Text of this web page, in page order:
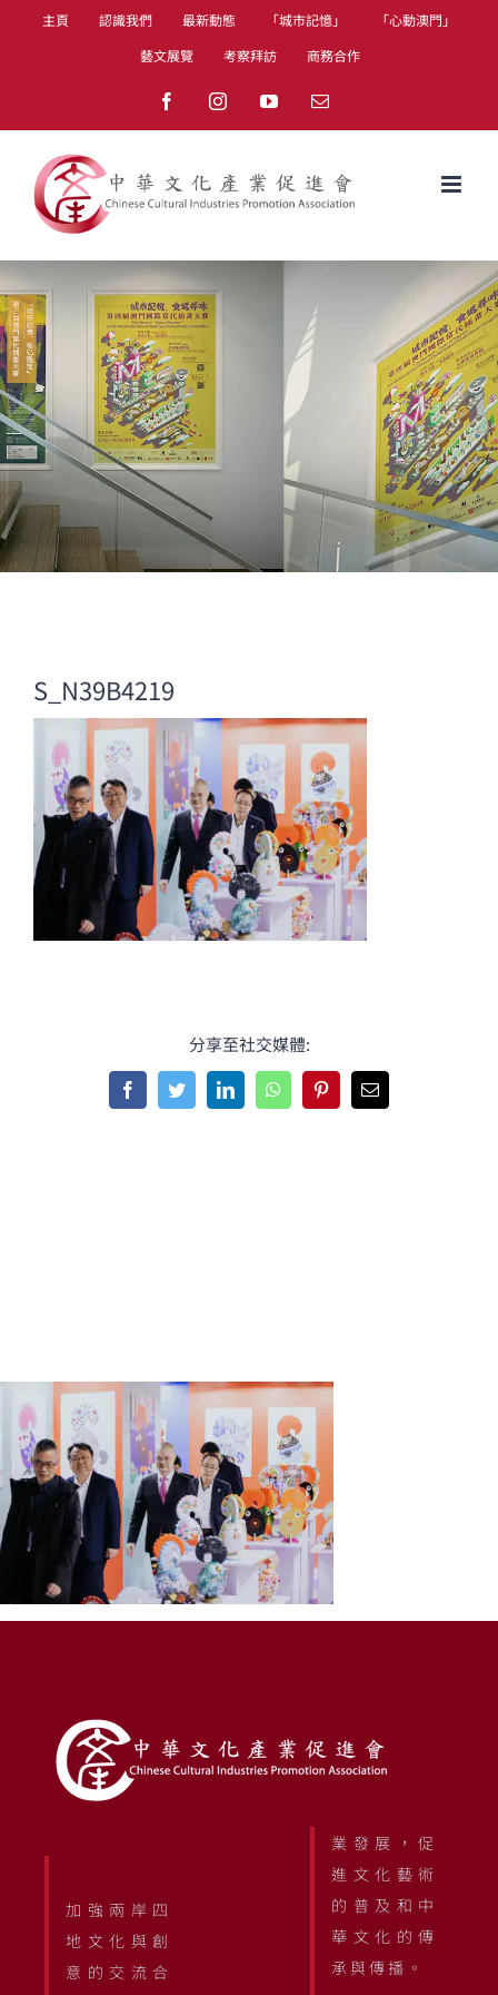
主頁 認識我們 最新動態 「城市記憶」
「心動澳門」
藝文展覽
考察拜訪 商務合作
FacebookInstagramYouTubeEmail
S_N39B4219
分享至社交媒體:
FacebookTwitterLinkedInWhatsAppPinterestEmail
加強兩岸四
地文化與創
意的交流合
業發展，促
進文化藝術
的普及和中
華文化的傳
承與傳播。